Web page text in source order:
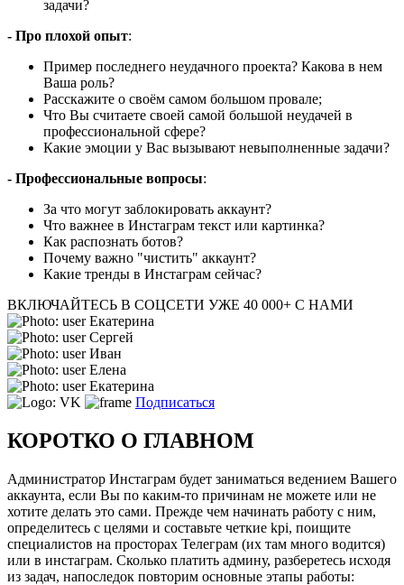
задачи?
- Про плохой опыт:
Пример последнего неудачного проекта? Какова в нем
Ваша роль?
Расскажите о своём самом большом провале;
Что Вы считаете своей самой большой неудачей в
профессиональной сфере?
Какие эмоции у Вас вызывают невыполненные задачи?
- Профессиональные вопросы:
За что могут заблокировать аккаунт?
Что важнее в Инстаграм текст или картинка?
Как распознать ботов?
Почему важно "чистить" аккаунт?
Какие тренды в Инстаграм сейчас?
ВКЛЮЧАЙТЕСЬ В СОЦСЕТИ УЖЕ 40 000+ С НАМИ
Екатерина
Сергей
Иван
Елена
Екатерина
Подписаться
КОРОТКО О ГЛАВНОМ
Администратор Инстаграм будет заниматься ведением Вашего
аккаунта, если Вы по каким-то причинам не можете или не
хотите делать это сами. Прежде чем начинать работу с ним,
определитесь с целями и составьте четкие kpi, поищите
специалистов на просторах Телеграм (их там много водится)
или в инстаграм. Сколько платить админу, разберетесь исходя
из задач, напоследок повторим основные этапы работы: